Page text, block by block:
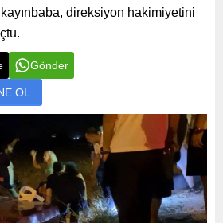
direksiyon hakimiyetini
Gönder
OL